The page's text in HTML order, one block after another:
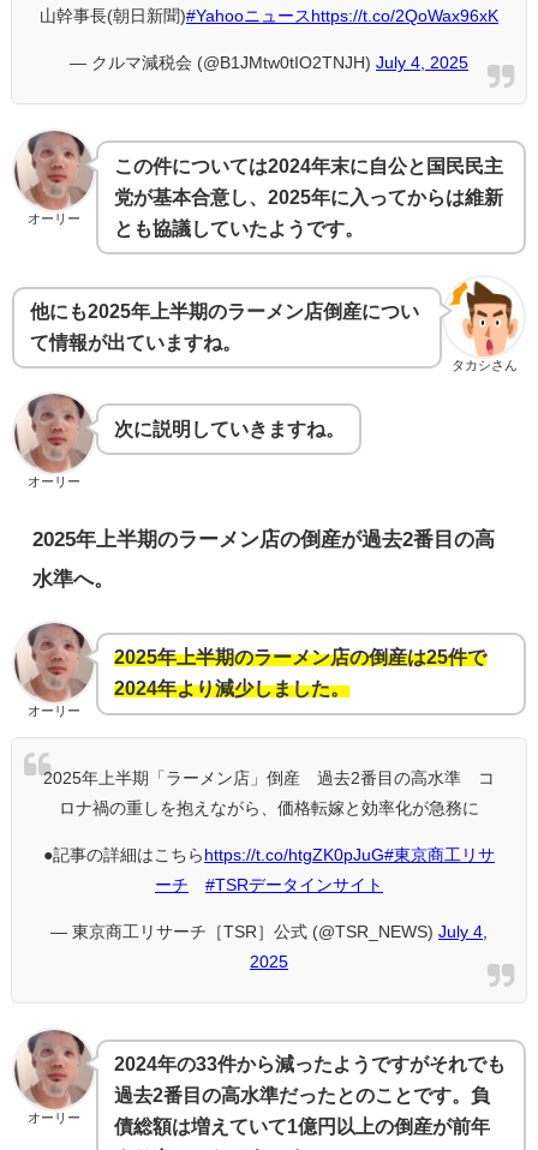
山幹事長(朝日新聞)#Yahooニュース https://t.co/2QoWax96xK
— クルマ減税会 (@B1JMtw0tIO2TNJH) July 4, 2025
オーリー
この件については2024年末に自公と国民民主
党が基本合意し、2025年に入ってからは維新
とも協議していたようです。
タカシさん
他にも2025年上半期のラーメン店倒産につい
て情報が出ていますね。
オーリー
次に説明していきますね。
2025年上半期のラーメン店の倒産が過去2番目の高
水準へ。
オーリー
2025年上半期のラーメン店の倒産は25件で
2024年より減少しました。
2025年上半期「ラーメン店」倒産 過去2番目の高水準 コ
ロナ禍の重しを抱えながら、価格転嫁と効率化が急務に
●記事の詳細はこちら https://t.co/htgZK0pJuG#東京商工リサ
ーチ
#TSRデータインサイト
— 東京商工リサーチ［TSR］公式 (@TSR_NEWS) July 4,
2025
オーリー
2024年の33件から減ったようですがそれでも
過去2番目の高水準だったとのことです。負
債総額は増えていて1億円以上の倒産が前年